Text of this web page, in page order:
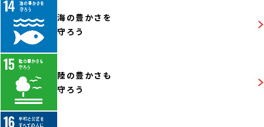
海の豊かさを
守ろう
陸の豊かさも
守ろう